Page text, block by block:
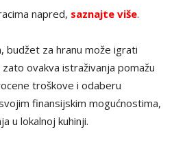
napred, saznajte više.
budžet za hranu može igrati
ovakva istraživanja pomažu
troškove i odaberu
finansijskim mogućnostima,
u lokalnoj kuhinji.